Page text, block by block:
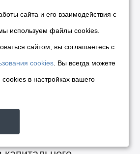
разрешенного
реконструкции
сайта и его взаимодействия с
используем файлы cookies.
сайтом, вы соглашаетесь с
cookies . Вы всегда можете
в настройках вашего